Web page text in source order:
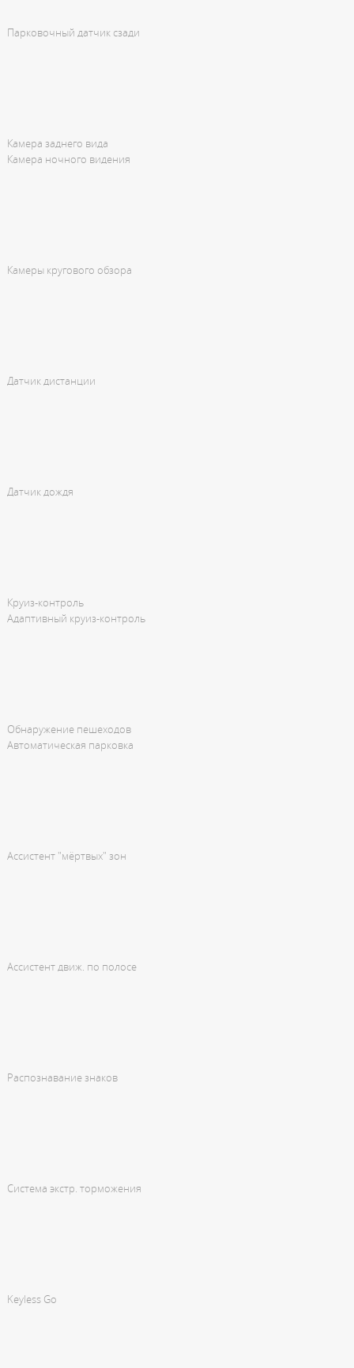
Парковочный датчик сзади
Камера заднего вида
Камера ночного видения
Камеры кругового обзора
Датчик дистанции
Датчик дождя
Круиз-контроль
Адаптивный круиз-контроль
Обнаружение пешеходов
Автоматическая парковка
Ассистент "мёртвых" зон
Ассистент движ. по полосе
Распознавание знаков
Система экстр. торможения
Keyless Go